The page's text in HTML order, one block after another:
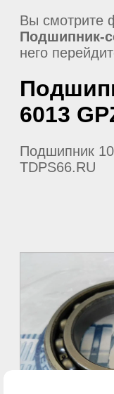
Вы смотрите
Подшипник-
него
6013
Подшипник
TDPS66.RU